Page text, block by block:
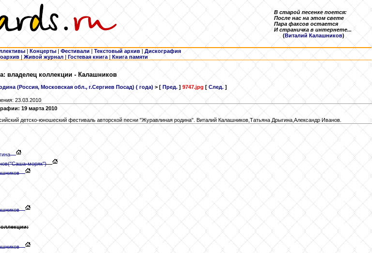
В старой песенке поется:
После нас на этом свете
Пара факсов остается
И страничка в интернете...
(Виталий Калашников)
| Концерты | Фестивали | Текстовый архив | Дискография
| Живой журнал |Гостевая книга | Книга памяти
владелец коллекции - Калашников
(Россия, Московская обл., г.Сергиев Посад) ( года)> [ Пред.] 9747.jpg [ След.]
23.03.2010
19 марта 2010
детско-юношеский фестиваль авторской песни "Журавлиная родина". Виталий Калашников,Татьяна Дрыгина,Александр Иванов.
("Саша-моряк")